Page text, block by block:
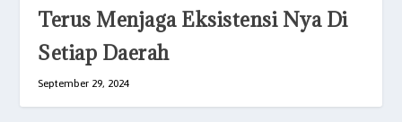
Terus Menjaga Eksistensi Nya Di
Setiap Daerah
September 29, 2024